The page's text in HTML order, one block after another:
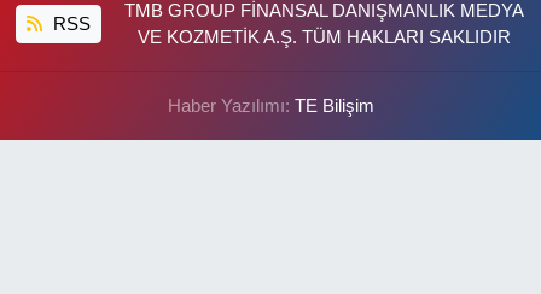
RSS
TMB GROUP FİNANSAL DANIŞMANLIK MEDYA
VE KOZMETİK A.Ş. TÜM HAKLARI SAKLIDIR
Haber Yazılımı: TE Bilişim